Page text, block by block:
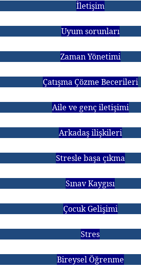
İletişim
Uyum sorunları
Zaman Yönetimi
Çatışma Çözme Becerileri
Aile ve genç iletişimi
Arkadaş ilişkileri
Stresle başa çıkma
Sınav Kaygısı
Çocuk Gelişimi
Stres
Bireysel Öğrenme